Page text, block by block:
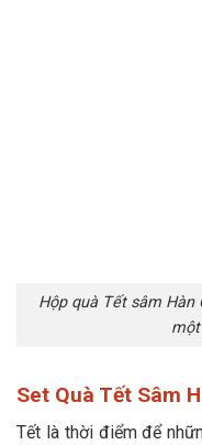
Hộp quà Tết sâm Hàn
Set Quà Tết Sâm
Tết là thời điểm để